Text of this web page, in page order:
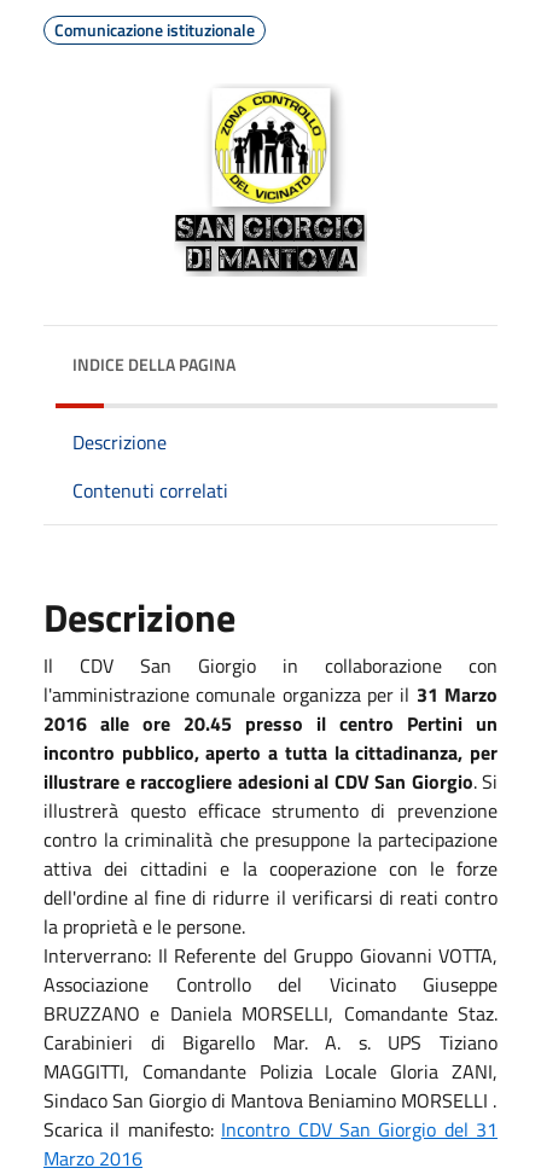
Comunicazione istituzionale
INDICE DELLA PAGINA
Descrizione
Contenuti correlati
Descrizione
Il CDV San Giorgio in collaborazione con
l'amministrazione comunale organizza per il 31 Marzo
2016 alle ore 20.45 presso il centro Pertini un
incontro pubblico, aperto a tutta la cittadinanza, per
illustrare e raccogliere adesioni al CDV San Giorgio. Si
illustrerà questo efficace strumento di prevenzione
contro la criminalità che presuppone la partecipazione
attiva dei cittadini e la cooperazione con le forze
dell'ordine al fine di ridurre il verificarsi di reati contro
la proprietà e le persone.
Interverrano: Il Referente del Gruppo Giovanni VOTTA,
Associazione Controllo del Vicinato Giuseppe
BRUZZANO e Daniela MORSELLI, Comandante Staz.
Carabinieri di Bigarello Mar. A. s. UPS Tiziano
MAGGITTI, Comandante Polizia Locale Gloria ZANI,
Sindaco San Giorgio di Mantova Beniamino MORSELLI .
Scarica il manifesto: Incontro CDV San Giorgio del 31
Marzo 2016